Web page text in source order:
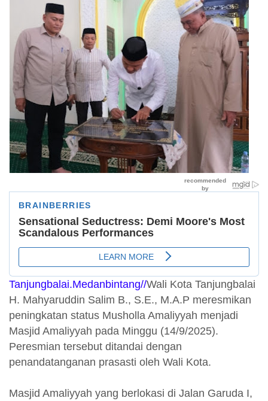
Tanjungbalai.Medanbintang//Wali Kota Tanjungbalai
H. Mahyaruddin Salim B., S.E., M.A.P meresmikan
peningkatan status Musholla Amaliyyah menjadi
Masjid Amaliyyah pada Minggu (14/9/2025).
Peresmian tersebut ditandai dengan
penandatanganan prasasti oleh Wali Kota.
Masjid Amaliyyah yang berlokasi di Jalan Garuda I,